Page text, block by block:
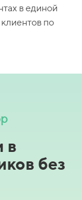
в единой
по
в
без